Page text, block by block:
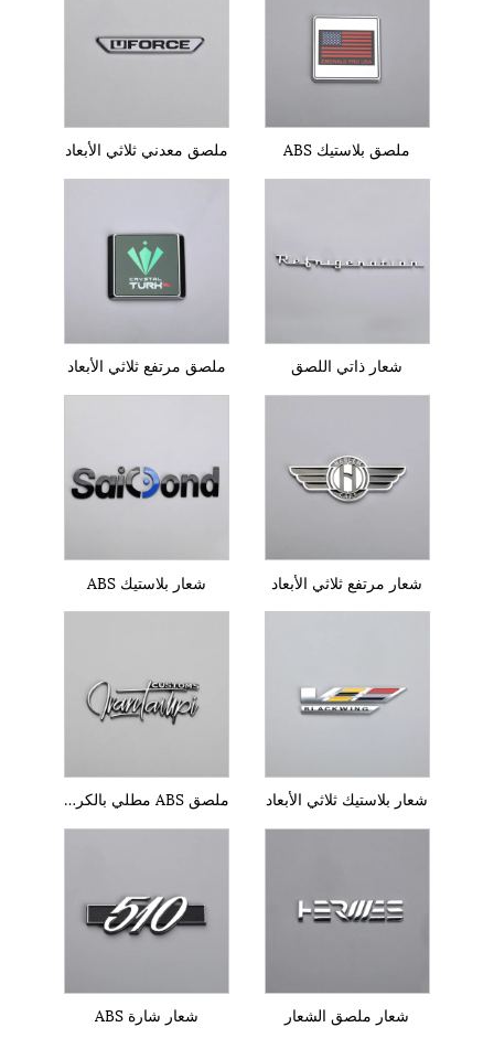
ملصق معدني ثلاثي الأبعاد ملصق بلاستيك ABS
ملصق مرتفع ثلاثي الأبعاد شعار ذاتي اللصق
شعار بلاستيك ABS شعار مرتفع ثلاثي الأبعاد
ملصق ABS مطلي بالكروم شعار بلاستيك ثلاثي الأبعاد
شعار شارة ABS شعار ملصق الشعار